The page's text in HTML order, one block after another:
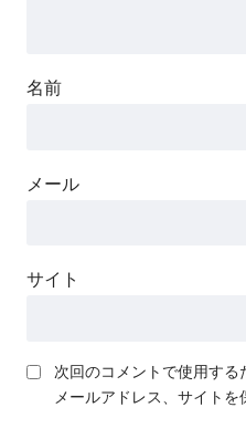
名前
メール
サイト
次回のコメントで使用する
メールアドレス、サイトを